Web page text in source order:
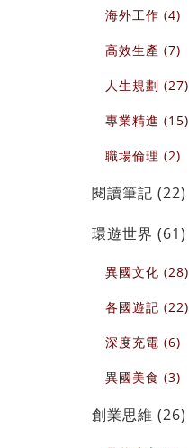
海外工作 (4)
高效生產 (7)
人生規劃 (27)
專業精進 (15)
職場倫理 (2)
閱讀筆記 (22)
環遊世界 (61)
異國文化 (28)
各國遊記 (22)
深度充電 (6)
異國美食 (3)
創業思維 (26)